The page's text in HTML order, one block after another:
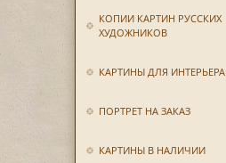
КОПИИ КАРТИН РУССКИХ
ХУДОЖНИКОВ
КАРТИНЫ ДЛЯ ИНТЕРЬЕРА
ПОРТРЕТ НА ЗАКАЗ
КАРТИНЫ В НАЛИЧИИ